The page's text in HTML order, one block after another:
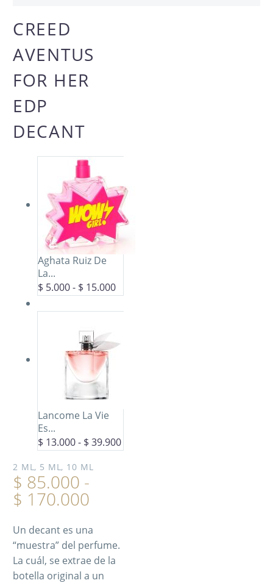
CREED
AVENTUS
FOR HER
EDP
DECANT
Aghata Ruiz De
La...
$ 5.000- $ 15.000
Lancome La Vie
Es...
$ 13.000- $ 39.900
2 ML, 5 ML, 10 ML
$ 85.000 -
$ 170.000
Un decant es una
“muestra” del perfume.
La cuál, se extrae de la
botella original a un